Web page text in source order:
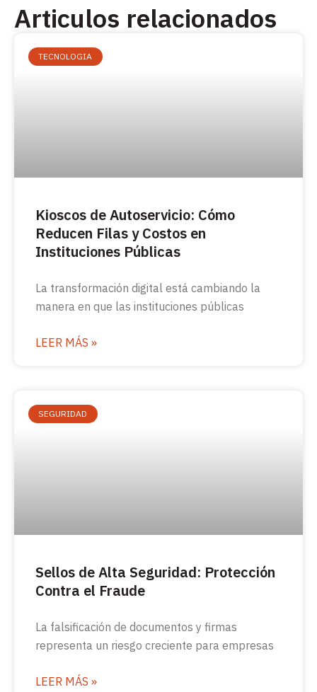
Articulos relacionados
TECNOLOGIA
Kioscos de Autoservicio: Cómo
Reducen Filas y Costos en
Instituciones Públicas
La transformación digital está cambiando la
manera en que las instituciones públicas
LEER MÁS »
SEGURIDAD
Sellos de Alta Seguridad: Protección
Contra el Fraude
La falsificación de documentos y firmas
representa un riesgo creciente para empresas
LEER MÁS »